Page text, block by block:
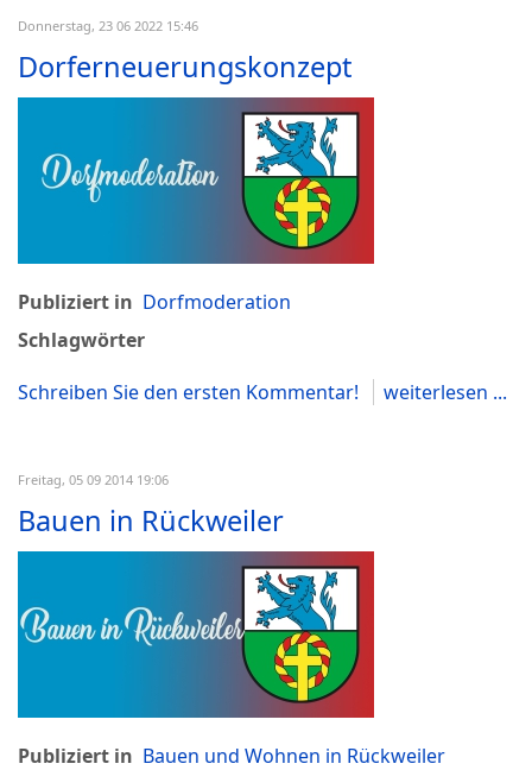
Donnerstag, 23 06 2022 15:46
Dorferneuerungskonzept
Publiziert in Dorfmoderation
Schlagwörter
Schreiben Sie den ersten Kommentar!
weiterlesen ...
Freitag, 05 09 2014 19:06
Bauen in Rückweiler
Publiziert in Bauen und Wohnen in Rückweiler